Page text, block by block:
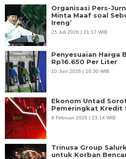
Organisasi Pers-
Minta Maaf soal
Ireng’
25 Juli 2026 | 21:17 WIB
Penyesuaian Harga
Rp16.650 Per Liter
10 Juni 2026 | 10:30 WIB
Ekonom Untad
Pemeringkat Kredit
9 Februari 2026 | 23:14 WIB
Trinusa Group
untuk Korban